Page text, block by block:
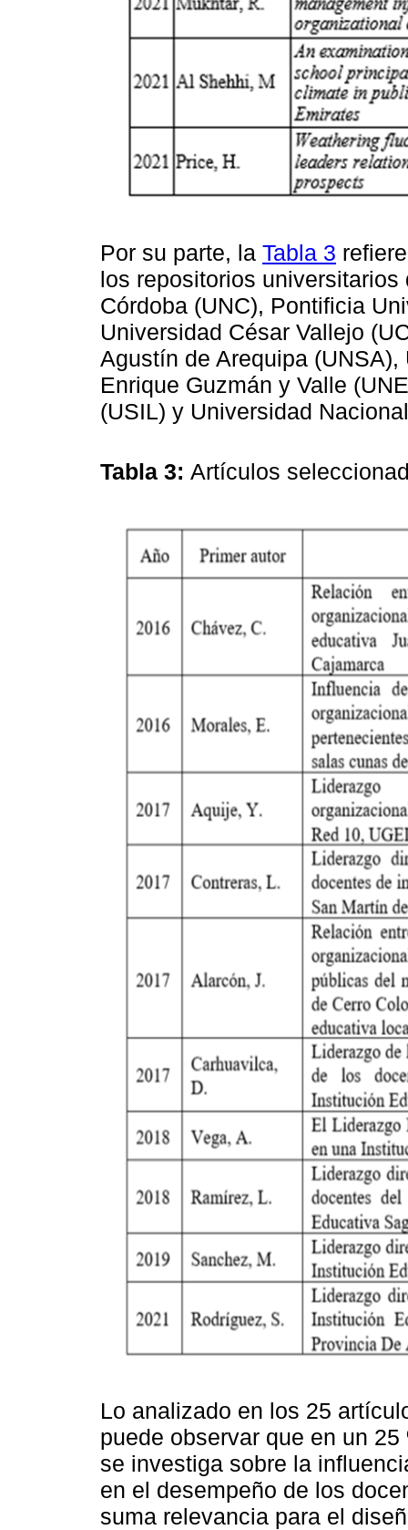
Por su parte, la Tabla 3
los repositorios
Córdoba (UNC), Pontificia
Universidad César Vallejo
Agustín de Arequipa
Enrique Guzmán y Valle
(USIL) y Universidad
Tabla 3: Artículos
Lo analizado en los 25
puede observar que en un
se investiga sobre la
en el desempeño de los
suma relevancia para el